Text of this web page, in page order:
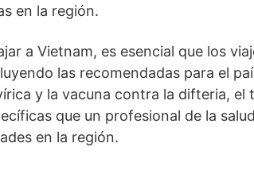
en la región.
a Vietnam, es esencial que los
las recomendadas para el
y la vacuna contra la difteria, el
que un profesional de la
en la región.